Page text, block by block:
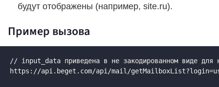
будут отображены (например, site.ru).
Пример вызова
// input_data приведена в не закодированном виде для
https://api.beget.com/api/mail/